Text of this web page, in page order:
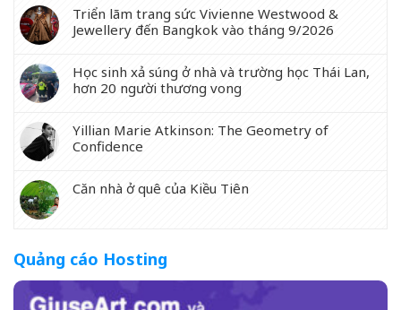
Triển lãm trang sức Vivienne Westwood &
Jewellery đến Bangkok vào tháng 9/2026
Học sinh xả súng ở nhà và trường học Thái Lan,
hơn 20 người thương vong
Yillian Marie Atkinson: The Geometry of
Confidence
Căn nhà ở quê của Kiều Tiên
Quảng cáo Hosting